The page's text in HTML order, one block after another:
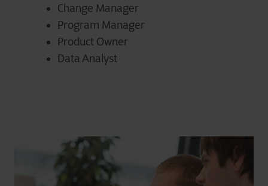
Change Manager
Program Manager
Product Owner
Data Analyst